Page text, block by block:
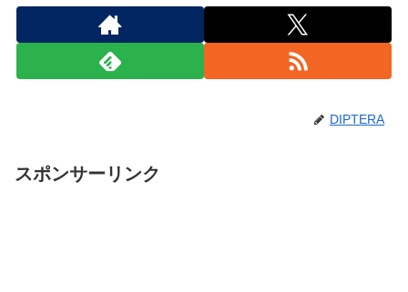
DIPTERA
スポンサーリンク